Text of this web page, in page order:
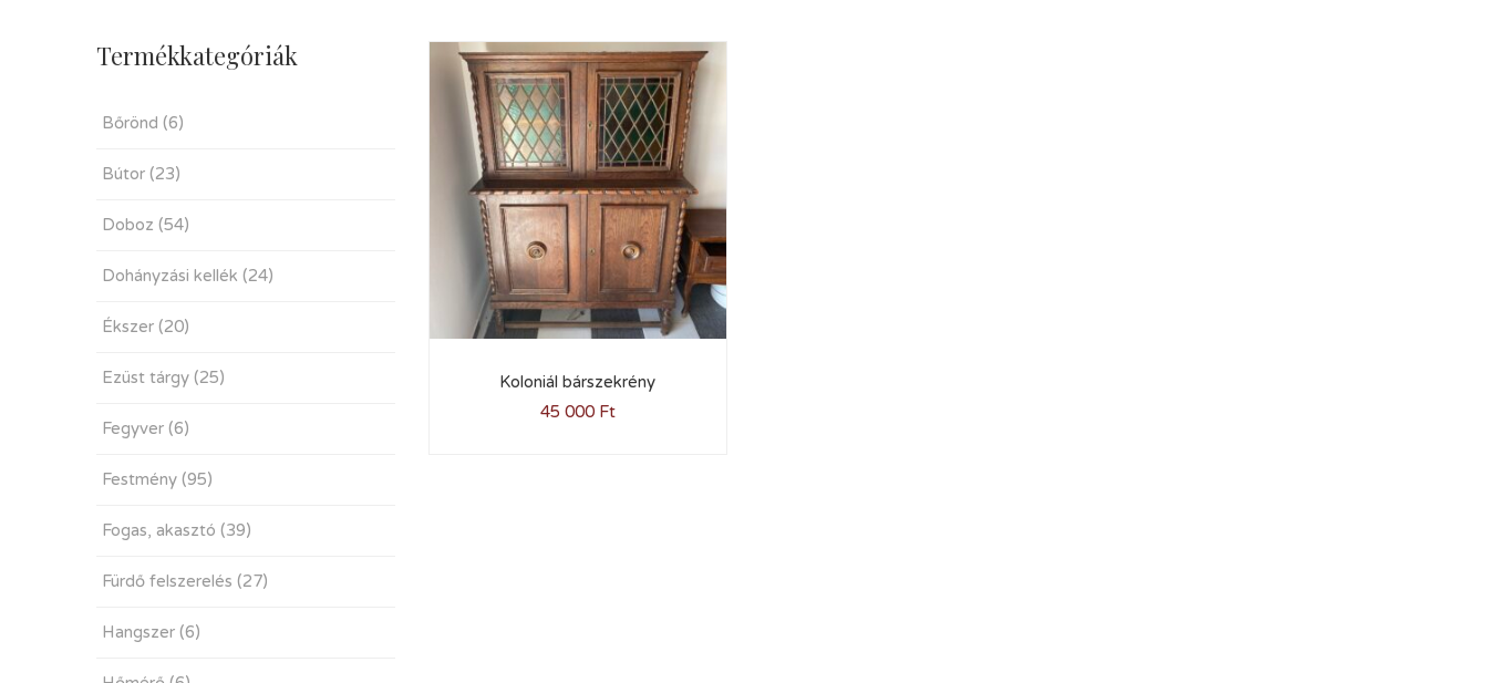
Termékkategóriák
Bőrönd (6)
Bútor (23)
Doboz (54)
Dohányzási kellék (24)
Ékszer (20)
Ezüst tárgy (25)
Fegyver (6)
Festmény (95)
Fogas, akasztó (39)
Fürdő felszerelés (27)
Hangszer (6)
Koloniál bárszekrény
45 000 Ft